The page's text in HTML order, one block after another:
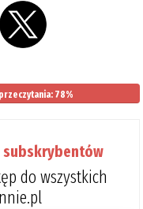
78%
do wszystkich